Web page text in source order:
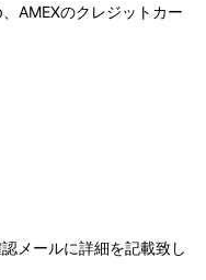
AMEXのクレジットカー
メールに詳細を記載致し